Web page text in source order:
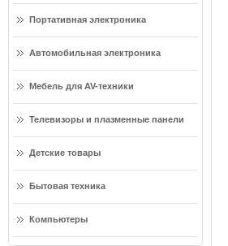
Портативная электроника
Автомобильная электроника
Мебель для AV-техники
Телевизоры и плазменные панели
Детские товары
Бытовая техника
Компьютеры